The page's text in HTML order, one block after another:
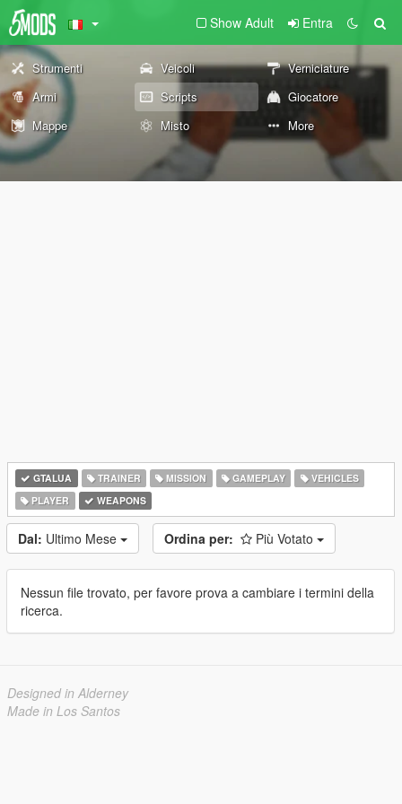
Show Adult Entra
Strumenti Veicoli
Verniciature
Armi
Scripts
Giocatore
Mappe
Misto More
GTALUA TRAINER MISSION GAMEPLAY
VEHICLES
PLAYER
WEAPONS
Dal: Ultimo Mese Ordina per: Più Votato
Nessun file trovato, per favore prova a cambiare i termini della
ricerca.
Designed in Alderney
Made in Los Santos